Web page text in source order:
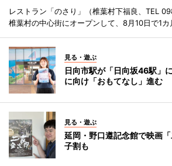
レストラン「のさり」（椎葉村下福良、TEL
椎葉村の中心街にオープンして、8月10日で1カ
見る・遊ぶ
日向市駅が「日向坂46駅」
に向け「おもてなし」進む
見る・遊ぶ
延岡・野口遵記念館で映画
子割も